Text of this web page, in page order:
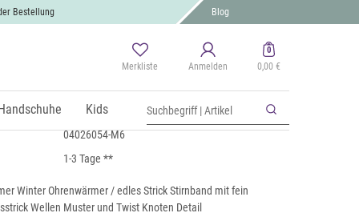
Bestellung Blog
Merkliste Anmelden
0
0,00 €
Kids
Twist Knoten
zzgl.Versand
04026054-M6
1-3 Tage **
Winter Ohrenwärmer / edles Strick Stirnband mit fein
Wellen Muster und Twist Knoten Detail